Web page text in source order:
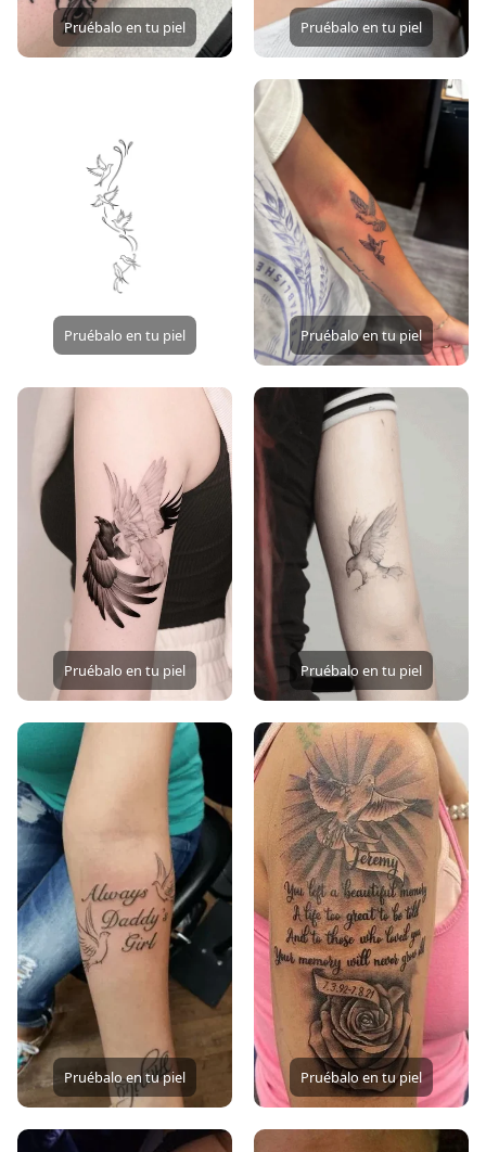
Pruébalo en tu piel Pruébalo en tu piel
Pruébalo en tu piel Pruébalo en tu piel
Pruébalo en tu piel Pruébalo en tu piel
Pruébalo en tu piel Pruébalo en tu piel